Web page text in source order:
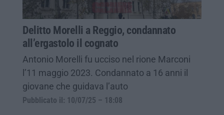
Delitto Morelli a Reggio, condannato
all’ergastolo il cognato
Antonio Morelli fu ucciso nel rione Marconi
l’11 maggio 2023. Condannato a 16 anni il
giovane che guidava l’auto
Pubblicato il: 10/07/25 – 18:08